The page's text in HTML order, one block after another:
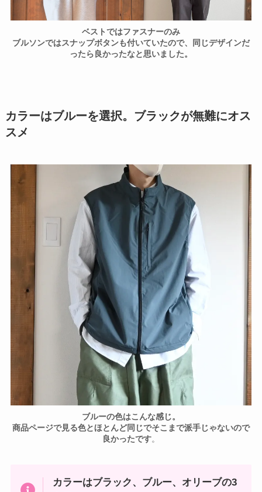
ベストではファスナーのみ
ブルソンではスナップボタンも付いていたので、同じデザインだ
ったら良かったなと思いました。
カラーはブルーを選択。ブラックが無難にオス
スメ
ブルーの色はこんな感じ。
商品ページで見る色とほとんど同じでそこまで派手じゃないので
良かったです。
カラーはブラック、ブルー、オリーブの3